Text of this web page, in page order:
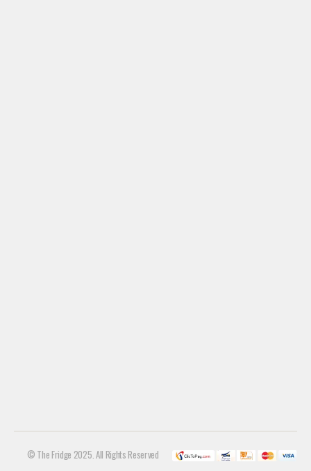
© The Fridge 2025. All Rights Reserved